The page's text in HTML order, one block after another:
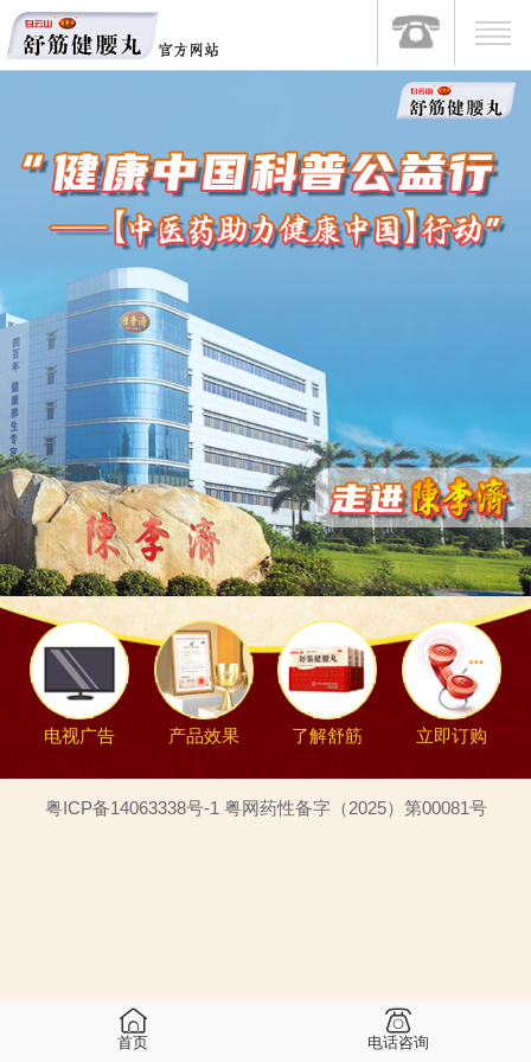
电视广告 产品效果 了解舒筋 立即订购
粤ICP备14063338号-1 粤网药性备字（2025）第00081号
首页 电话咨询